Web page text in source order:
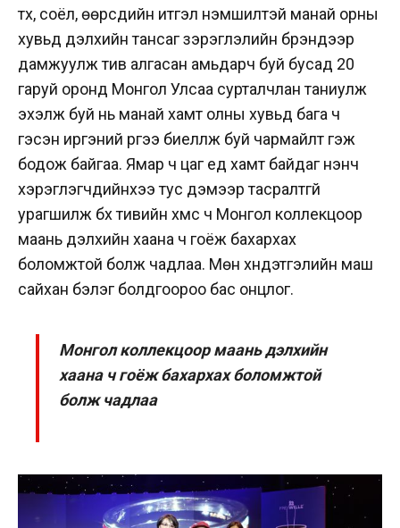
түүх, соёл, өөрсдийн итгэл үнэмшилтэй манай орны
хувьд дэлхийн тансаг зэрэглэлийн брэндээр
дамжуулж тив алгасан амьдарч буй бусад 20
гаруй оронд Монгол Улсаа сурталчлан таниулж
эхэлж буй нь манай хамт олны хувьд бага ч
гэсэн иргэний үүргээ биелүүлж буй чармайлт гэж
бодож байгаа. Ямар ч цаг үед хамт байдаг үнэнч
хэрэглэгчдийнхээ тус дэмээр тасралтгүй
урагшилж бүх тивийн хүмүүс ч Монгол коллекцоор
маань дэлхийн хаана ч гоёж бахархах
боломжтой болж чадлаа. Мөн хүндэтгэлийн маш
сайхан бэлэг болдгоороо бас онцлог.
Монгол коллекцоор маань дэлхийн
хаана ч гоёж бахархах боломжтой
болж чадлаа